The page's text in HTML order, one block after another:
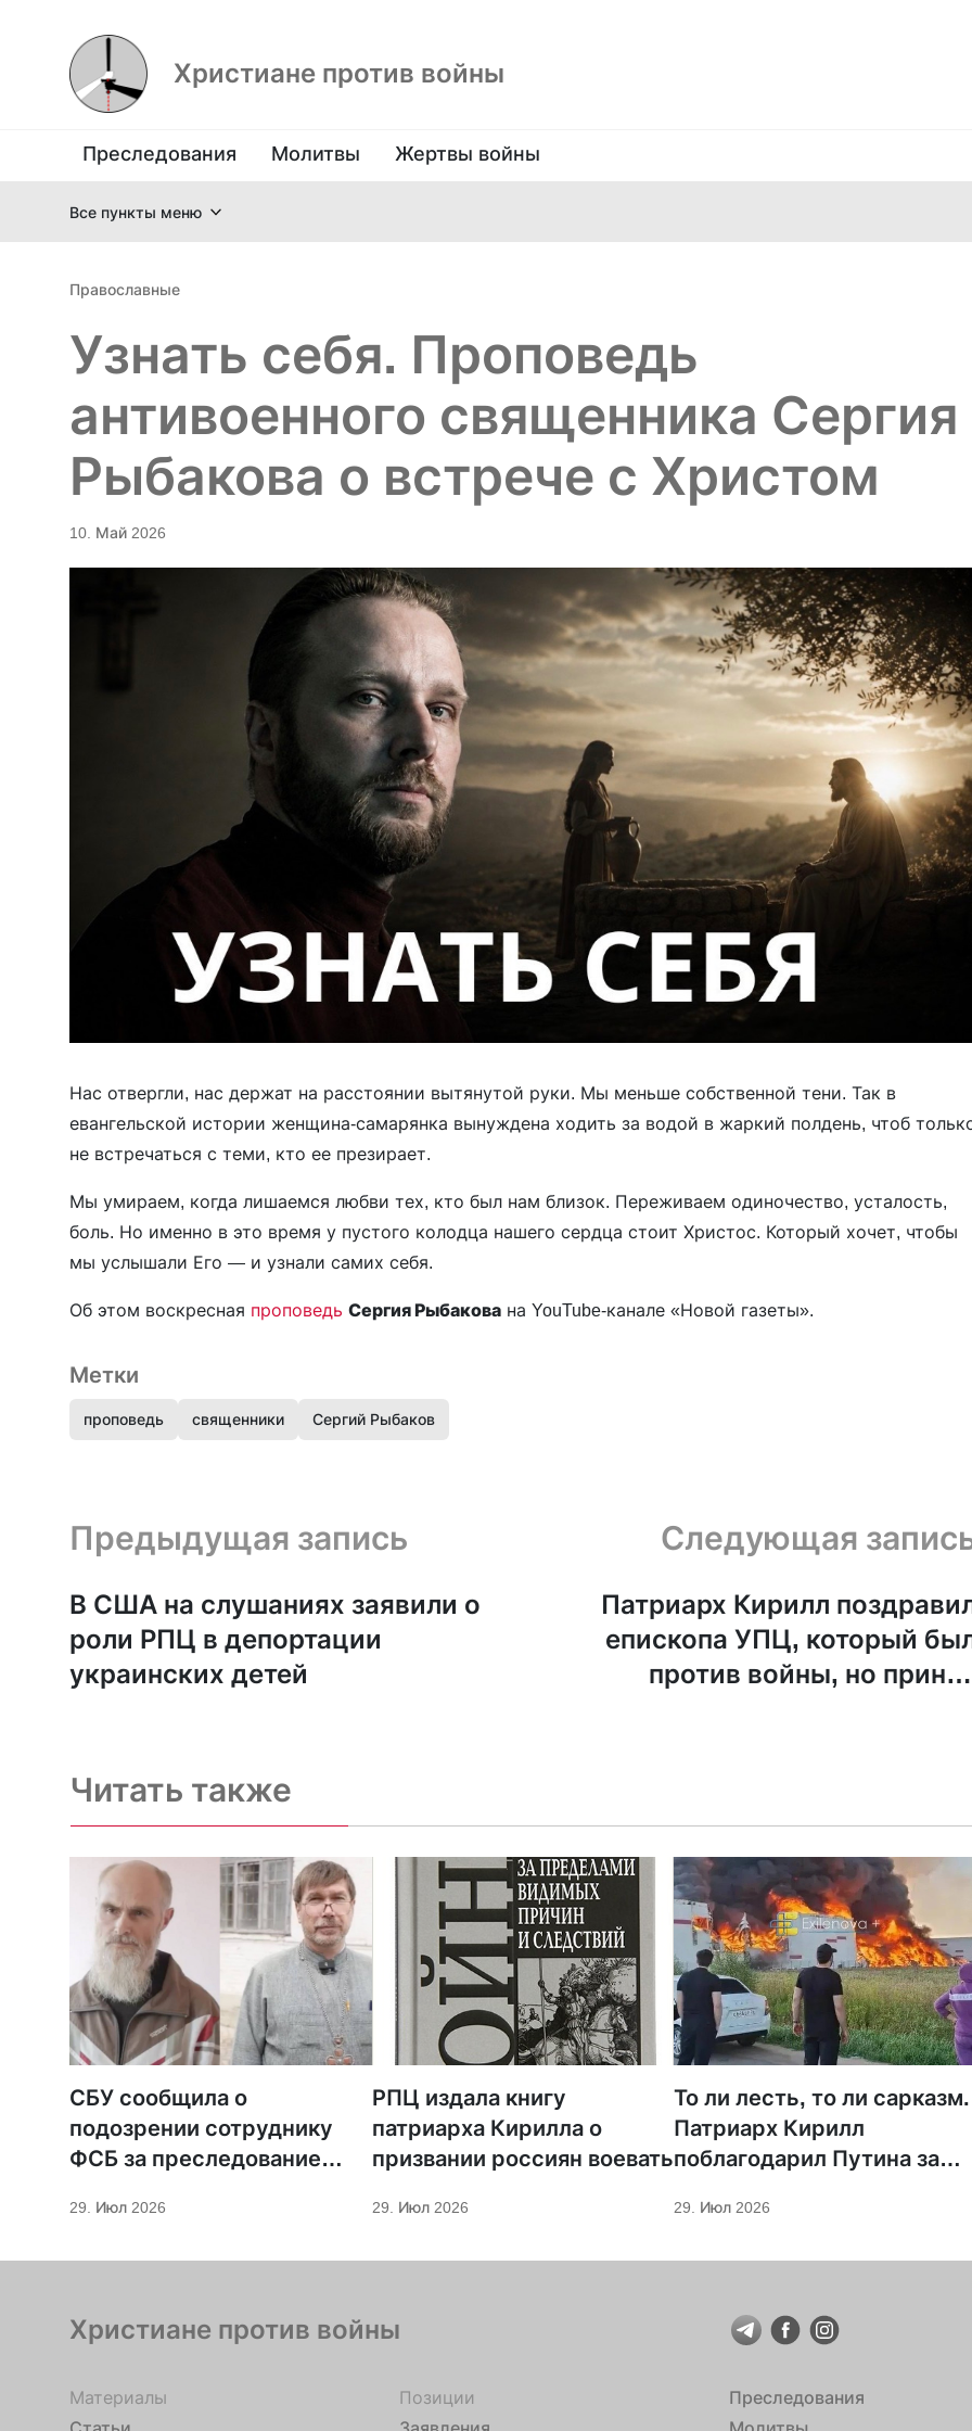
Христиане против войны
Преследования Молитвы Жертвы войны
Все пункты меню
Православные
Узнать себя. Проповедь
антивоенного священника Сергия
Рыбакова о встрече с Христом
10. Май 2026
Нас отвергли, нас держат на расстоянии вытянутой руки. Мы меньше собственной тени. Так в
евангельской истории женщина-самарянка вынуждена ходить за водой в жаркий полдень, чтоб
не встречаться с теми, кто ее презирает.
Мы умираем, когда лишаемся любви тех, кто был нам близок. Переживаем одиночество, усталость,
боль. Но именно в это время у пустого колодца нашего сердца стоит Христос. Который хочет, чтобы
мы услышали Его — и узнали самих себя.
Об этом воскресная проповедь Сергия Рыбакова на YouTube-канале «Новой газеты».
Метки
проповедь священники Сергий Рыбаков
Предыдущая запись и следующая запись
Предыдущая запись
В США на слушаниях заявили о
роли РПЦ в депортации
украинских детей
Следующая
Патриарх Кирилл
епископа УПЦ, который
против войны, но принял
Читать также
СБУ сообщила о
подозрении сотруднику
ФСБ за преследование
29. Июл 2026
РПЦ издала книгу
патриарха Кирилла о
призвании россиян воевать
29. Июл 2026
То ли лесть, то ли сарказм.
Патриарх Кирилл
поблагодарил Путина за
экономическое развитие
29. Июл 2026
Христиане против войны
Материалы
Позиции
Преследования